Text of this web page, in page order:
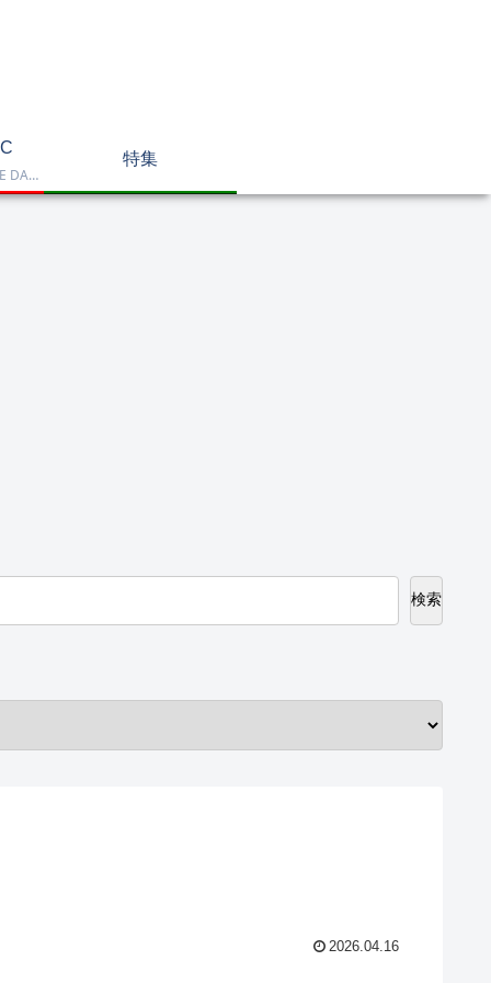
Dell OptiPlex、NEC LAVIE DA770、HP DT 24-cr2000、ASUS V470VAK、Dell 24 AIO EC24250などを掲載したデスクトップPC一覧です。一体型や整備済み品を比較しながら、用途に合うモデルを選べます。
特集
検索
2026.04.16